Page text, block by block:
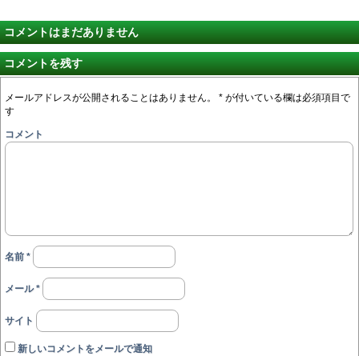
コメントはまだありません
コメントを残す
メールアドレスが公開されることはありません。 * が付いている欄は必須項目で
す
コメント
名前 *
メール*
サイト
新しいコメントをメールで通知